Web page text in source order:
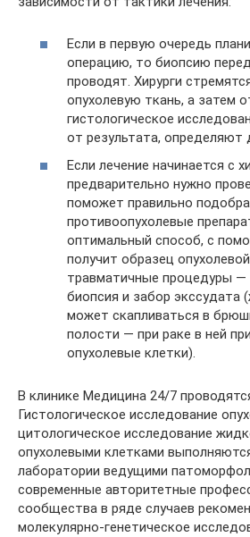
Если в первую очередь
операцию, то биопсию
проводят. Хирурги
опухолевую ткань, а затем
гистологическое
от результата, определяют
Если лечение начинается с
предварительно нужно
поможет правильно
противоопухолевые
оптимальный способ, с
получит образец
травматичные процедуры —
биопсия и забор экссудата
может скапливаться в
полости — при раке в ней
опухолевые клетки).
В клинике Медицина 24/7
Гистологическое исследование
цитологическое исследование
опухолевыми клетками
лаборатории ведущими
современные авторитетные
сообщества в ряде случаев
молекулярно-генетическое